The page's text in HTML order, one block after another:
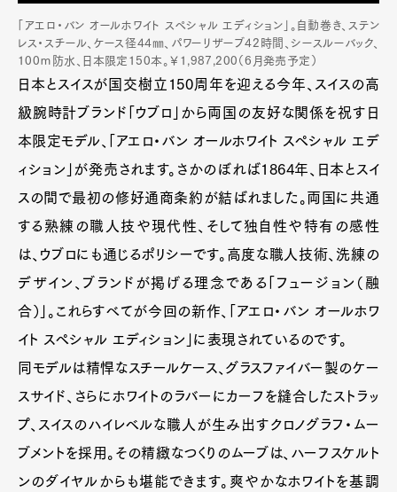
「アエロ・バン オールホワイト スペシャル エディション」。自動巻き、ステン
レス・スチール、ケース径44㎜、パワーリザーブ42時間、シースルーバック、
100ｍ防水、日本限定150本。￥1,987,200（6月発売予定）
日本とスイスが国交樹立150周年を迎える今年、スイスの高
級腕時計ブランド「ウブロ」から両国の友好な関係を祝す日
本限定モデル、「アエロ・バン オールホワイト スペシャル エデ
ィション」が発売されます。さかのぼれば1864年、日本とスイ
スの間で最初の修好通商条約が結ばれました。両国に共通
する熟練の職人技や現代性、そして独自性や特有の感性
は、ウブロにも通じるポリシーです。高度な職人技術、洗練の
デザイン、ブランドが掲げる理念である「フュージョン（融
合）」。これらすべてが今回の新作、「アエロ・バン オールホワ
イト スペシャル エディション」に表現されているのです。
同モデルは精悍なスチールケース、グラスファイバー製のケー
スサイド、さらにホワイトのラバーにカーフを縫合したストラッ
プ、スイスのハイレベルな職人が生み出すクロノグラフ・ムー
ブメントを採用。その精緻なつくりのムーブは、ハーフスケルト
ンのダイヤルからも堪能できます。爽やかなホワイトを基調